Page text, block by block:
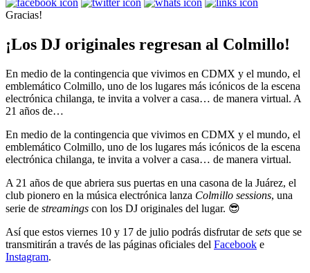
Gracias!
¡Los DJ originales regresan al Colmillo!
En medio de la contingencia que vivimos en CDMX y el mundo, el
emblemático Colmillo, uno de los lugares más icónicos de la escena
electrónica chilanga, te invita a volver a casa… de manera virtual. A
21 años de…
En medio de la contingencia que vivimos en CDMX y el mundo, el
emblemático Colmillo, uno de los lugares más icónicos de la escena
electrónica chilanga, te invita a volver a casa… de manera virtual.
A 21 años de que abriera sus puertas en una casona de la Juárez, el
club pionero en la música electrónica lanza Colmillo sessions, una
serie de streamings con los DJ originales del lugar. 😎
Así que estos viernes 10 y 17 de julio podrás disfrutar de sets que se
transmitirán a través de las páginas oficiales del Facebook e
Instagram.